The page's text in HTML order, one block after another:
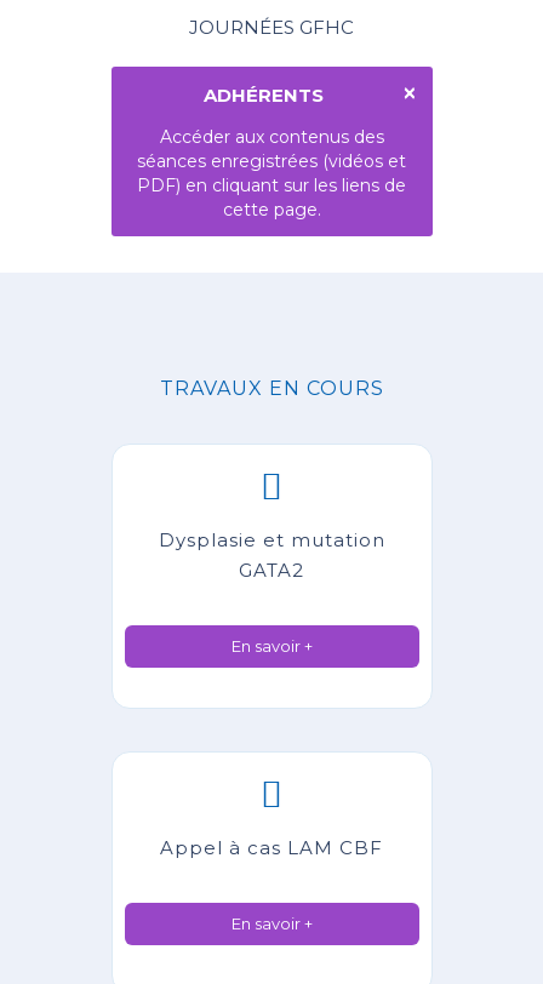
JOURNÉES GFHC
×
ADHÉRENTS
Accéder aux contenus des
séances enregistrées (vidéos et
PDF) en cliquant sur les liens de
cette page.
TRAVAUX EN COURS
Dysplasie et mutation
GATA2
En savoir +
Appel à cas LAM CBF
En savoir +